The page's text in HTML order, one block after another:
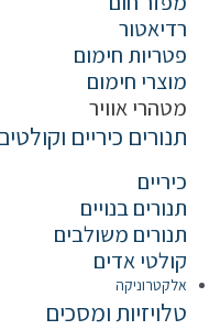
רדיאטור
פטריות חימום
מוצרי חימום
מטהרי אוויר
תנורים כיריים וקולטים
כיריים
תנורים בנויים
תנורים משולבים
קולטי אדים
אלקטרוניקה
טלויזיות ומסכים